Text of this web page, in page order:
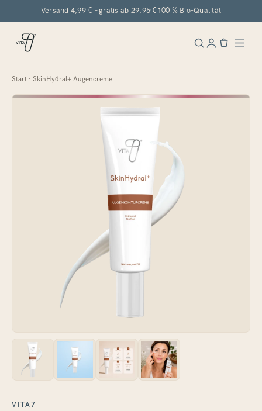
Versand 4,99 € – gratis ab 29,95 €100 % Bio-Qualität
Start · SkinHydral+ Augencreme
VITA7